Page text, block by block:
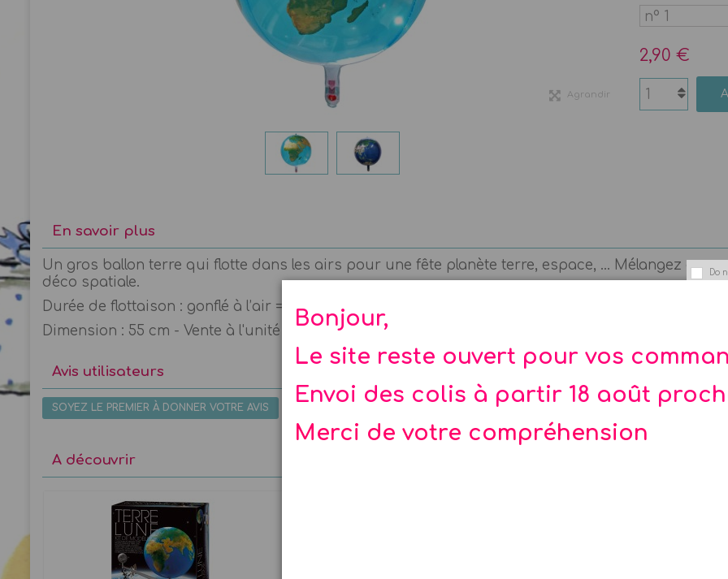
Do
Bonjour,
Le site reste ouvert pour vos
Envoi des colis à partir 18 août
Merci de votre compréhension
Agrandir
2,90 €
En savoir plus
Un gros ballon terre qui flotte dans les airs pour une fête planète terre, espace, ... Mélangez
déco spatiale.
Durée de flottaison : gonflé à l’air = 1 Mois / gonflé à l’hélium = 15 jours et + avec retour
Dimension : 55 cm - Vente à l'unité sous poche
Avis utilisateurs
SOYEZ LE PREMIER À DONNER VOTRE AVIS
A découvrir